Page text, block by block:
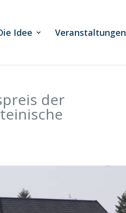
Idee Veranstaltungen
der